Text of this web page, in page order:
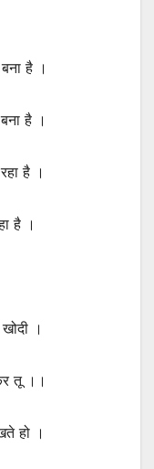
है ।
है ।
है ।
है ।
।
तू ।।
हो ।